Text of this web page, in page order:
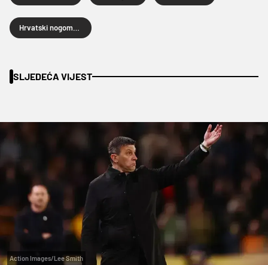
SLJEDEĆA VIJEST
Action Images/Lee Smith